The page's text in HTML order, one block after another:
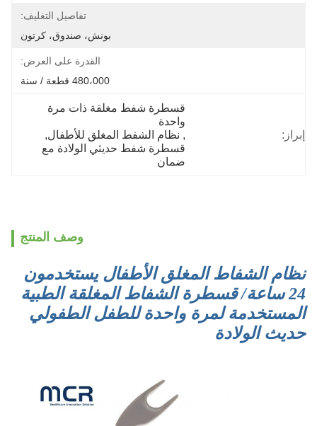
تفاصيل التغليف:
بونش، صندوق، كرتون
القدرة على العرض:
480،000 قطعة / سنة
إبراز:
قسطرة شفط مغلقة ذات مرة
واحدة
, نظام الشفط المغلق للأطفال ,
قسطرة شفط حديثي الولادة مع
ضمان
وصف المنتج
نظام الشفاط المغلق الأطفال يستخدمون
24 ساعة/ قسطرة الشفاط المغلقة الطبية
المستخدمة لمرة واحدة للطفل الطفولي
حديث الولادة